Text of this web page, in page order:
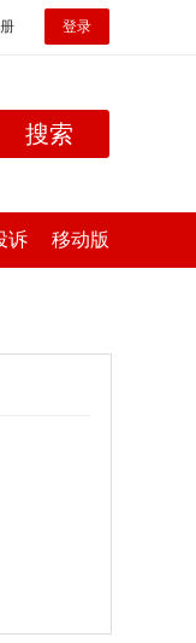
登录
搜索
诉 移动版